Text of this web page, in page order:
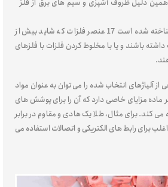
از 109 عنصری که امروزه شناخته شده است 17 عنصر فلزات که شاید بیش از
داشته باشند و یا با مخلوط کردن فلزات با فلزهای
از آلیاژهای انتخاب شده را می توان به عنوان مواد
مزایای خاصی دارد که آن را برای پوشش های
کند. برای مثال، طلا یک هادی و مقاوم در برابر
برای رابط های الکتریکی و اتصالات استفاده می